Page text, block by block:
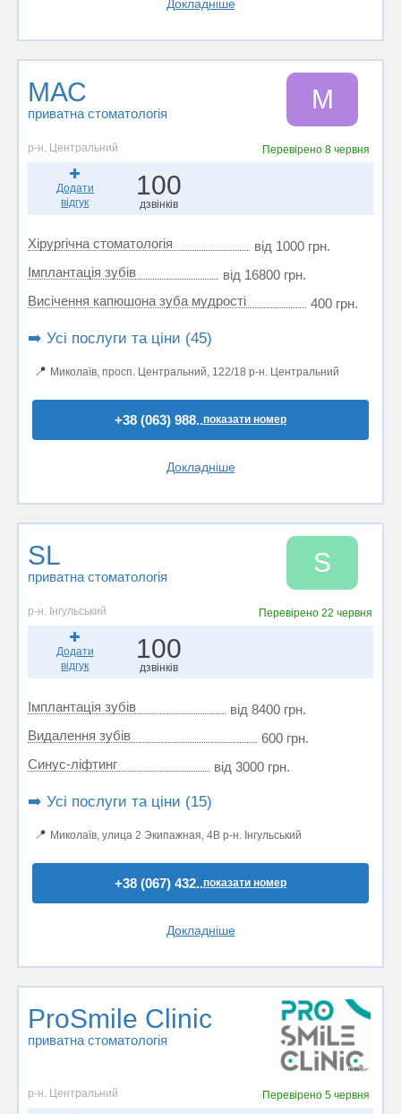
Докладніше
МАС
приватна стоматологія М
р-н. Центральний Перевірено 8 червня
Додати
відгук
100
дзвінків
Хірургічна стоматологія
від 1000 грн.
Імплантація зубів
від 16800 грн.
Висічення капюшона зуба мудрості
400 грн.
➡️ Усі послуги та ціни (45)
📍 Миколаїв, просп. Центральний, 122/18 р-н. Центральний
+38 (063) 988..показати номер
Докладніше
SL
приватна стоматологія S
р-н. Інгульський Перевірено22 червня
Додати
відгук
100
дзвінків
Імплантація зубів
від 8400 грн.
Видалення зубів
600 грн.
Синус-ліфтинг
від 3000 грн.
➡️ Усі послуги та ціни (15)
📍 Миколаїв, улица 2 Экипажная, 4В р-н. Інгульський
+38 (067) 432..показати номер
Докладніше
ProSmile Clinic
приватна стоматологія
р-н. Центральний Перевірено 5 червня